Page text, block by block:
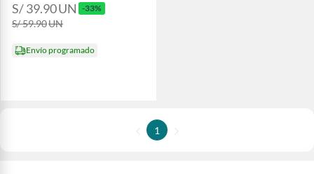
S/ 39.90UN -33%
S/ 59.90UN
Envío programado
1